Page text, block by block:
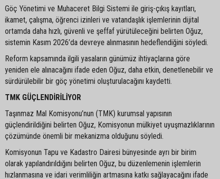
Göç Yönetimi ve Muhaceret Bilgi Sistemi ile giriş-çıkış kayıtları,
ikamet, çalışma, öğrenci izinleri ve vatandaşlık işlemlerinin dijital
ortamda daha hızlı, güvenli ve şeffaf yürütüleceğini belirten Oğuz,
sistemin Kasım 2026’da devreye alınmasının hedeflendiğini söyledi.
Reform kapsamında ilgili yasaların günümüz ihtiyaçlarına göre
yeniden ele alınacağını ifade eden Oğuz, daha etkin, denetlenebilir ve
sürdürülebilir bir göç yönetimi oluşturulacağını kaydetti.
TMK GÜÇLENDİRİLİYOR
Taşınmaz Mal Komisyonu’nun (TMK) kurumsal yapısının
güçlendirildiğini belirten Oğuz, Komisyonun mülkiyet uyuşmazlıklarının
çözümünde önemli bir mekanizma olduğunu söyledi.
Komisyonun Tapu ve Kadastro Dairesi bünyesinde ayrı bir birim
olarak yapılandırıldığını belirten Oğuz, bu düzenlemenin işlemlerin
hızlanmasına ve idari verimliliğin artmasına katkı sağlayacağını ifade